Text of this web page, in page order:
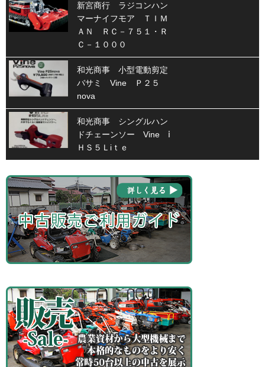
新宮商行 ラジコンハン
マーナイフモア ＴＩＭ
ＡＮ ＲＣ－７５１・Ｒ
Ｃ－１０００
和光商事 小型電動剪定
バサミ Vine Ｐ２５
nova
和光商事 シングルハン
ドチェーンソー Vine ⅰ
ＨＳ５Ｌiｔｅ